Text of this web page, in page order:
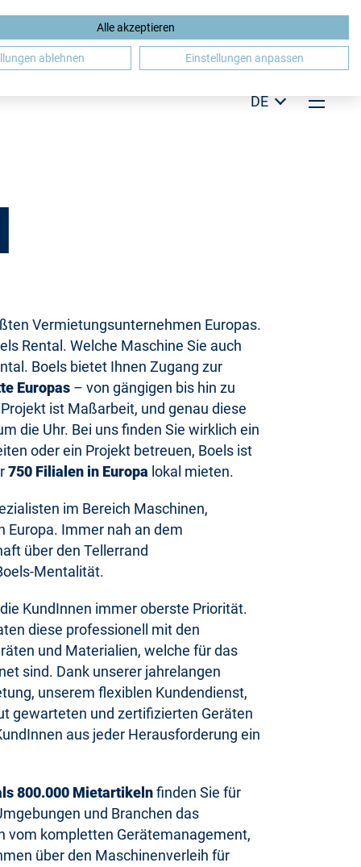
DE
Vermietungsunternehmen Europas.
Rental. Welche Maschine Sie auch
Boels bietet Ihnen Zugang zur
Europas – von gängigen bis hin zu
ist Maßarbeit, und genau diese
die Uhr. Bei uns finden Sie wirklich ein
oder ein Projekt betreuen, Boels ist
750 Filialen in Europa lokal mieten.
im Bereich Maschinen,
Europa. Immer nah an dem
über den Tellerrand
Mentalität.
KundInnen immer oberste Priorität.
diese professionell mit den
und Materialien, welche für das
sind. Dank unserer jahrelangen
unserem flexiblen Kundendienst,
gewarteten und zertifizierten Geräten
aus jeder Herausforderung ein
800.000 Mietartikelnfinden Sie für
und Branchen das
vom kompletten Gerätemanagement,
über den Maschinenverleih für
Alle akzeptieren
ablehnen Einstellungen anpassen